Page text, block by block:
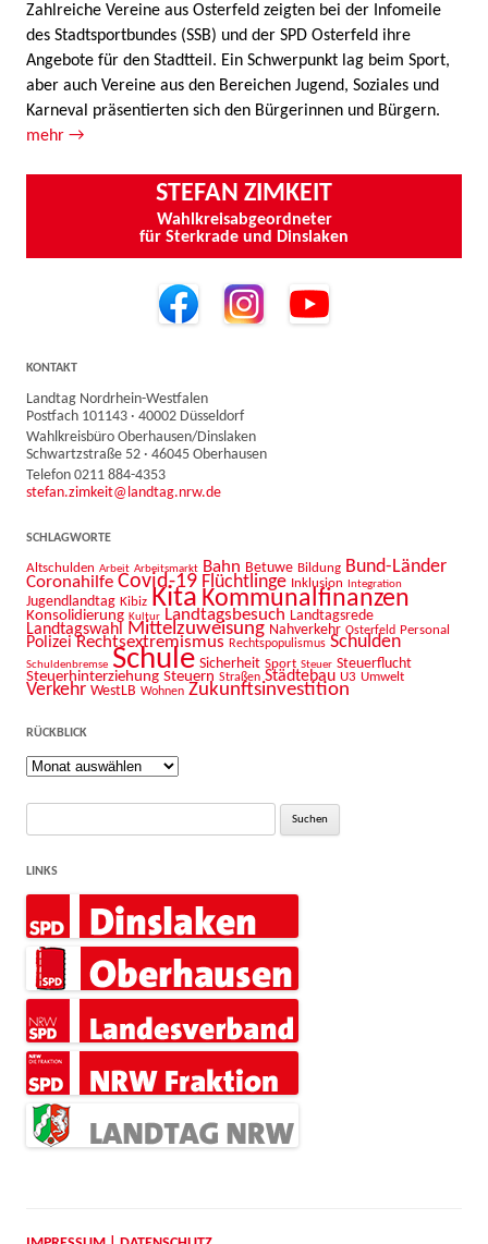
Zahlreiche Vereine aus Osterfeld zeigten bei der Infomeile
des Stadtsportbundes (SSB) und der SPD Osterfeld ihre
Angebote für den Stadtteil. Ein Schwerpunkt lag beim Sport,
aber auch Vereine aus den Bereichen Jugend, Soziales und
Karneval präsentierten sich den Bürgerinnen und Bürgern.
mehr →
STEFAN ZIMKEIT
Wahlkreisabgeordneter
für Sterkrade und Dinslaken
KONTAKT
Landtag Nordrhein-Westfalen
Postfach 101143 · 40002 Düsseldorf
Wahlkreisbüro Oberhausen/Dinslaken
Schwartzstraße 52 · 46045 Oberhausen
Telefon 0211 884-4353
stefan.zimkeit@landtag.nrw.de
SCHLAGWORTE
Altschulden Arbeit Arbeitsmarkt Bahn Betuwe Bildung Bund-Länder
Coronahilfe Covid-19 Flüchtlinge Inklusion Integration
Jugendlandtag Kibiz Kita Kommunalfinanzen
Konsolidierung Kultur Landtagsbesuch Landtagsrede
Landtagswahl Mittelzuweisung Nahverkehr Osterfeld Personal
Polizei Rechtsextremismus Rechtspopulismus Schulden
Schuldenbremse Schule Sicherheit Sport Steuer Steuerflucht
Steuerhinterziehung Steuern Straßen Städtebau U3 Umwelt
Verkehr WestLB Wohnen Zukunftsinvestition
RÜCKBLICK
Rückblick
LINKS